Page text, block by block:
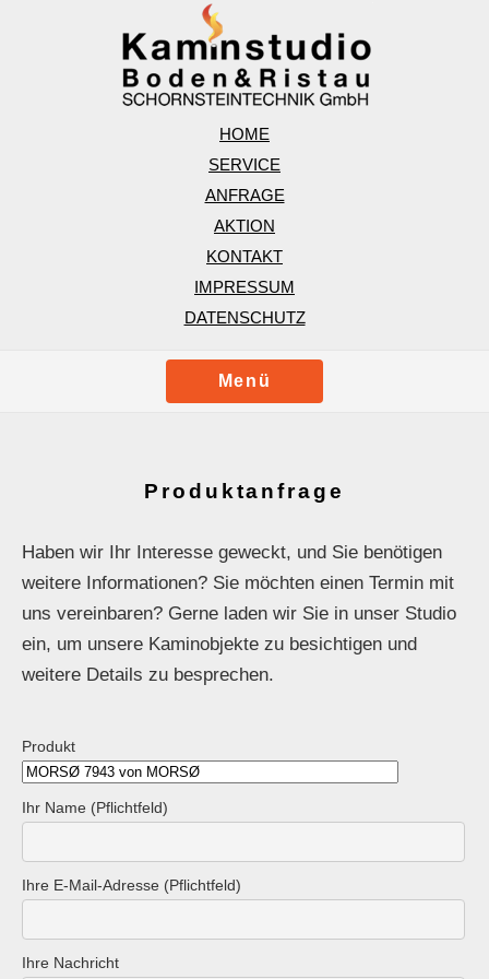
HOME
SERVICE
ANFRAGE
AKTION
KONTAKT
IMPRESSUM
DATENSCHUTZ
Menü
Produktanfrage
Haben wir Ihr Interesse geweckt, und Sie benötigen
weitere Informationen? Sie möchten einen Termin mit
uns vereinbaren? Gerne laden wir Sie in unser Studio
ein, um unsere Kaminobjekte zu besichtigen und
weitere Details zu besprechen.
Produkt
Ihr Name (Pflichtfeld)
Ihre E-Mail-Adresse (Pflichtfeld)
Ihre Nachricht